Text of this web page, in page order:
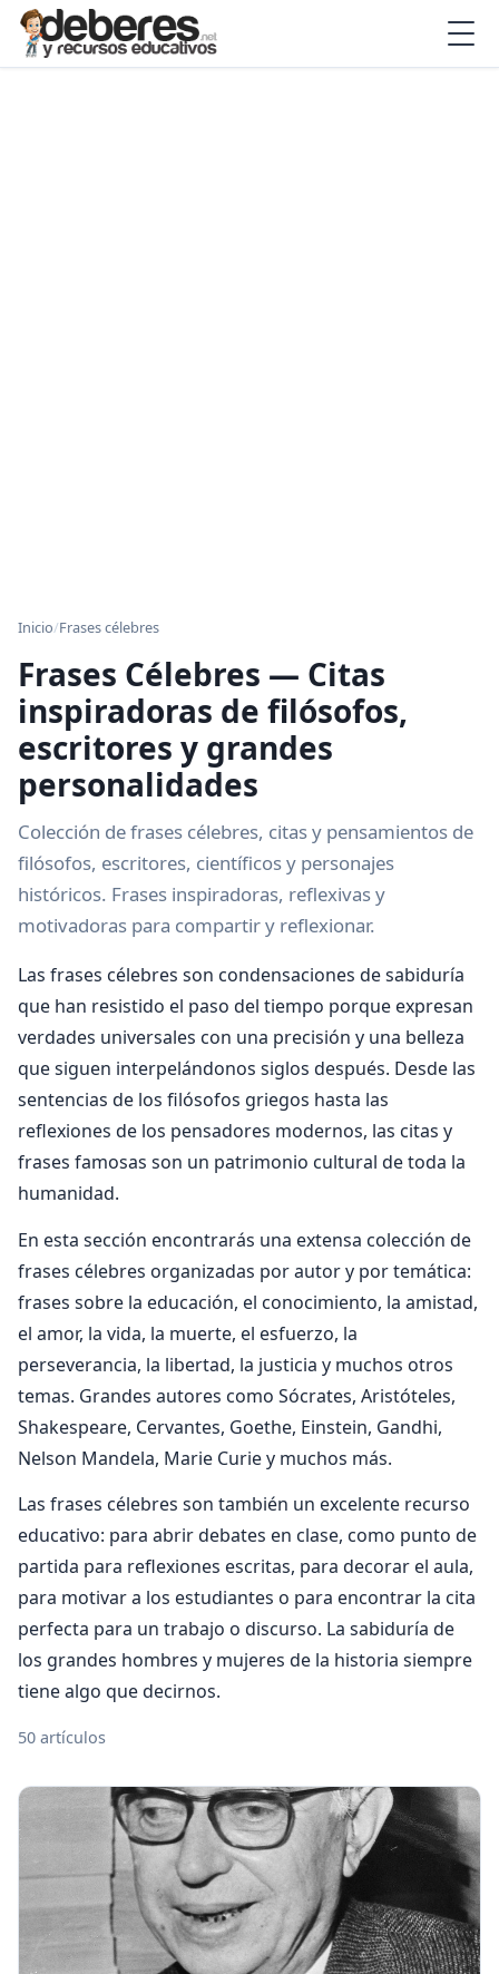
Inicio/Frases célebres
Frases Célebres — Citas
inspiradoras de filósofos,
escritores y grandes
personalidades
Colección de frases célebres, citas y pensamientos de
filósofos, escritores, científicos y personajes
históricos. Frases inspiradoras, reflexivas y
motivadoras para compartir y reflexionar.
Las frases célebres son condensaciones de sabiduría
que han resistido el paso del tiempo porque expresan
verdades universales con una precisión y una belleza
que siguen interpelándonos siglos después. Desde las
sentencias de los filósofos griegos hasta las
reflexiones de los pensadores modernos, las citas y
frases famosas son un patrimonio cultural de toda la
humanidad.
En esta sección encontrarás una extensa colección de
frases célebres organizadas por autor y por temática:
frases sobre la educación, el conocimiento, la amistad,
el amor, la vida, la muerte, el esfuerzo, la
perseverancia, la libertad, la justicia y muchos otros
temas. Grandes autores como Sócrates, Aristóteles,
Shakespeare, Cervantes, Goethe, Einstein, Gandhi,
Nelson Mandela, Marie Curie y muchos más.
Las frases célebres son también un excelente recurso
educativo: para abrir debates en clase, como punto de
partida para reflexiones escritas, para decorar el aula,
para motivar a los estudiantes o para encontrar la cita
perfecta para un trabajo o discurso. La sabiduría de
los grandes hombres y mujeres de la historia siempre
tiene algo que decirnos.
50 artículos